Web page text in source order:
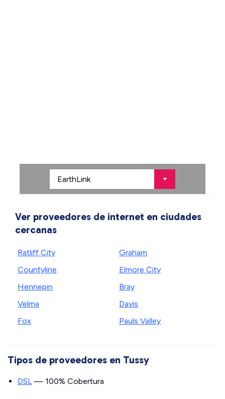
Ver proveedores de internet en ciudades
cercanas
Ratliff City
Countyline
Hennepin
Velma
Fox
Graham
Elmore City
Bray
Davis
Pauls Valley
Tipos de proveedores en Tussy
DSL — 100% Cobertura